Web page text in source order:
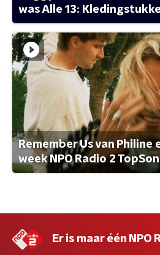
was Alle 13:
Remember Us van Philine
week NPO Radio 2
Er is maar één NPO